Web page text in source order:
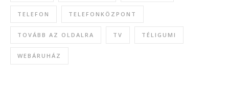
TELEFON TELEFONKÖZPONT
TOVÁBB AZ OLDALRA TV TÉLIGUMI
WEBÁRUHÁZ